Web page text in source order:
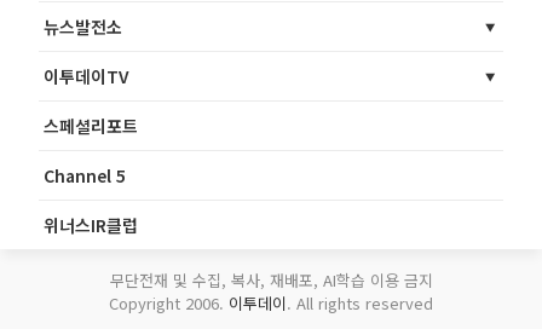
뉴스발전소
이투데이TV
스페셜리포트
Channel 5
위너스IR클럽
무단전재 및 수집, 복사, 재배포, AI학습 이용 금지
Copyright 2006. 이투데이. All rights reserved